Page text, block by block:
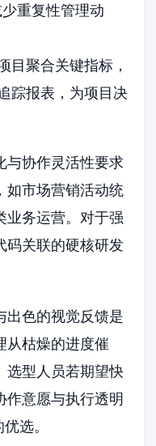
重复性管理动
目聚合关键指标，
踪报表，为项目决
与协作灵活性要求
如市场营销活动统
业务运营。对于强
码关联的硬核研发
出色的视觉反馈是
从枯燥的进度催
选型人员若期望快
作意愿与执行透明
选。